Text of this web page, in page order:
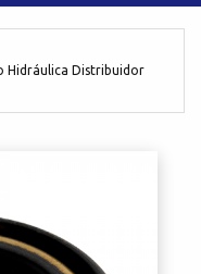
Hidráulica Distribuidor